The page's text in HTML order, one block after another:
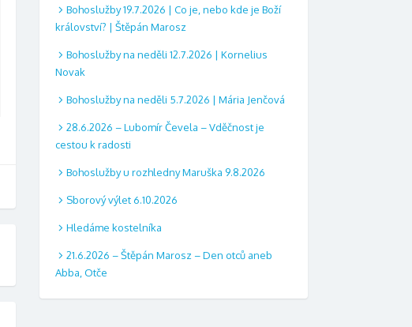
Bohoslužby 19.7.2026 | Co je, nebo kde je Boží
království? | Štěpán Marosz
Bohoslužby na neděli 12.7.2026 | Kornelius
Novak
Bohoslužby na neděli 5.7.2026 | Mária Jenčová
28.6.2026 – Lubomír Čevela – Vděčnost je
cestou k radosti
Bohoslužby u rozhledny Maruška 9.8.2026
Sborový výlet 6.10.2026
Hledáme kostelníka
21.6.2026 – Štěpán Marosz – Den otců aneb
Abba, Otče